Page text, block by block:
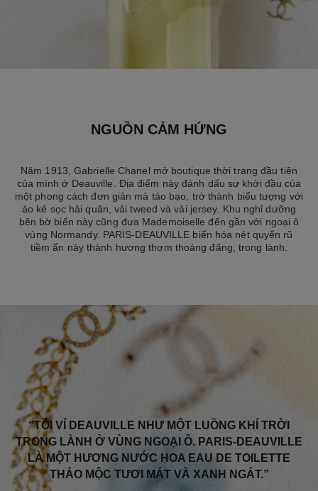
NGUỒN CẢM HỨNG
Năm 1913, Gabrielle Chanel mở boutique thời trang đầu tiên
của mình ở Deauville. Địa điểm này đánh dấu sự khởi đầu của
một phong cách đơn giản mà táo bạo, trở thành biểu tượng với
áo kẻ sọc hải quân, vải tweed và vải jersey. Khu nghỉ dưỡng
bên bờ biển này cũng đưa Mademoiselle đến gần với ngoại ô
vùng Normandy. PARIS-DEAUVILLE biến hóa nét quyến rũ
tiềm ẩn này thành hương thơm thoáng đãng, trong lành.
“TÔI VÍ DEAUVILLE NHƯ MỘT LUỒNG KHÍ TRỜI
TRONG LÀNH Ở VÙNG NGOẠI Ô. PARIS-DEAUVILLE
LÀ MỘT HƯƠNG NƯỚC HOA EAU DE TOILETTE
THẢO MỘC TƯƠI MÁT VÀ XANH NGÁT.”